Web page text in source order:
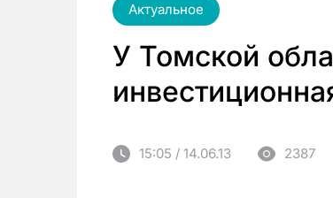
Актуальное
У Томской
15:05 / 14.06.13 2387